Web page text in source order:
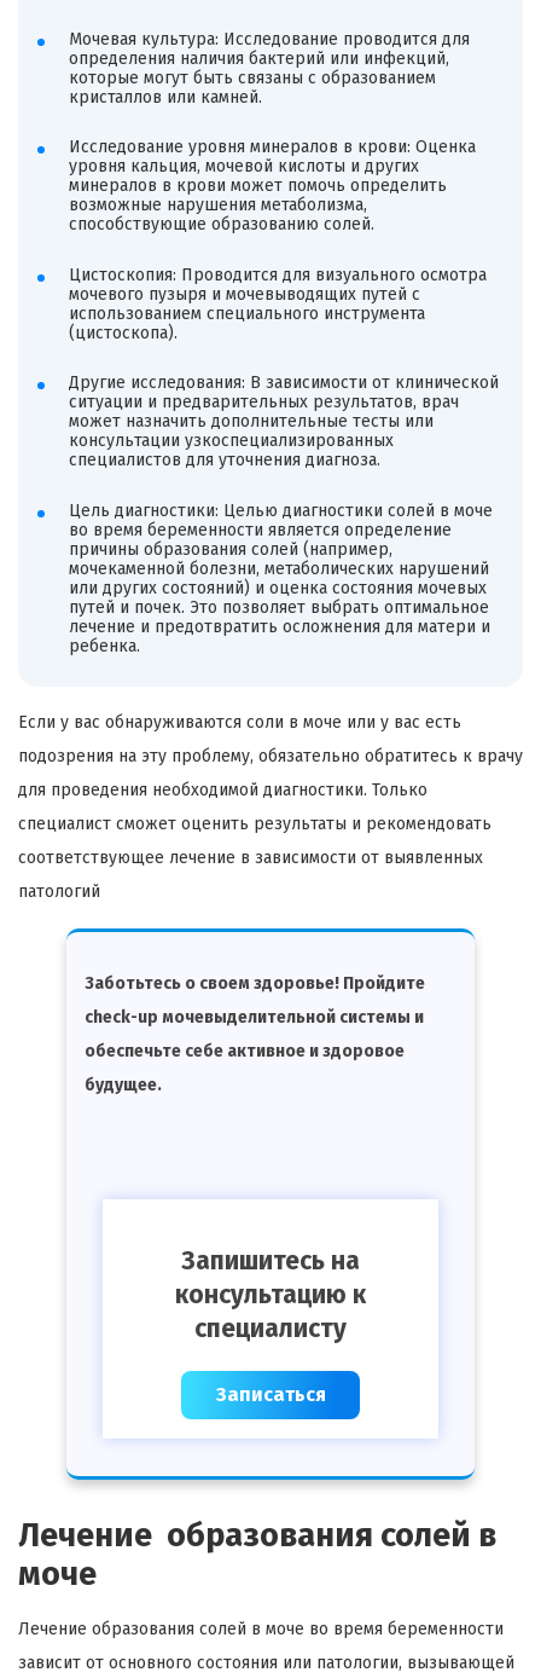
Мочевая культура: Исследование проводится для
определения наличия бактерий или инфекций,
которые могут быть связаны с образованием
кристаллов или камней.
Исследование уровня минералов в крови: Оценка
уровня кальция, мочевой кислоты и других
минералов в крови может помочь определить
возможные нарушения метаболизма,
способствующие образованию солей.
Цистоскопия: Проводится для визуального осмотра
мочевого пузыря и мочевыводящих путей с
использованием специального инструмента
(цистоскопа).
Другие исследования: В зависимости от клинической
ситуации и предварительных результатов, врач
может назначить дополнительные тесты или
консультации узкоспециализированных
специалистов для уточнения диагноза.
Цель диагностики: Целью диагностики солей в моче
во время беременности является определение
причины образования солей (например,
мочекаменной болезни, метаболических нарушений
или других состояний) и оценка состояния мочевых
путей и почек. Это позволяет выбрать оптимальное
лечение и предотвратить осложнения для матери и
ребенка.
Если у вас обнаруживаются соли в моче или у вас есть
подозрения на эту проблему, обязательно обратитесь к врачу
для проведения необходимой диагностики. Только
специалист сможет оценить результаты и рекомендовать
соответствующее лечение в зависимости от выявленных
патологий
Заботьтесь о своем здоровье! Пройдите
check-up мочевыделительной системы и
обеспечьте себе активное и здоровое
будущее.
Запишитесь на
консультацию к
специалисту
Записаться
Лечение образования солей в
моче
Лечение образования солей в моче во время беременности
зависит от основного состояния или патологии, вызывающей